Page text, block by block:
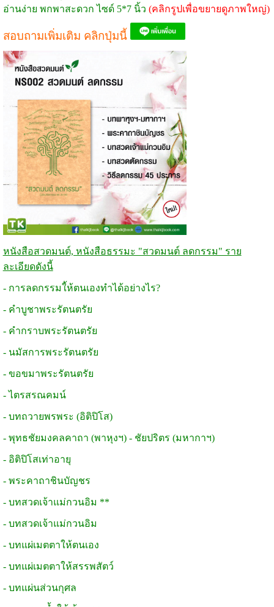
อ่านง่าย พกพาสะดวก ไซด์ 5*7 นิ้ว (คลิกรูปเพื่อขยายดูภาพใหญ่)
สอบถามเพิ่มเติม คลิกปุ่มนี้
หนังสือสวดมนต์, หนังสือธรรมะ "สวดมนต์ ลดกรรม" ราย
ละเอียดดังนี้
- การลดกรรมใ้ห้ตนเองทำได้อย่างไร?
- คำบูชาพระรัตนตรัย
- คำกราบพระรัตนตรัย
- นมัสการพระรัตนตรัย
- ขอขมาพระรัตนตรัย
- ไตรสรณคมน์
- บทถวายพรพระ (อิติปิโส)
- พุทธชัยมงคลคาถา (พาหุงฯ) - ชัยปริตร (มหากาฯ)
- อิติปิโสเท่าอายุ
- พระคาถาชินบัญชร
- บทสวดเจ้าแม่กวนอิม **
- บทสวดเจ้าแม่กวนอิม
- บทแผ่เมตตาให้ตนเอง
- บทแผ่เมตตาให้สรรพสัตว์
- บทแผ่นส่วนกุศล